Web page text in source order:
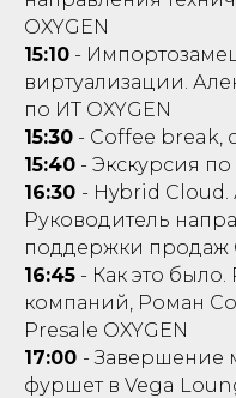
OXYGEN
15:10 -
виртуализации.
по ИТ OXYGEN
15:30 - Coffee break,
15:40 - Экскурсия
16:30 - Hybrid Cloud.
Руководитель
поддержки продаж
16:45 - Как это
компаний, Роман
Presale OXYGEN
17:00 - Завершение
фуршет в Vega